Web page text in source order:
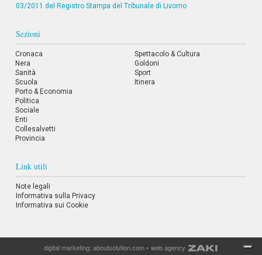
03/2011 del Registro Stampa del Tribunale di Livorno
Sezioni
Cronaca
Nera
Sanità
Scuola
Porto & Economia
Politica
Sociale
Enti
Collesalvetti
Provincia
Spettacolo & Cultura
Goldoni
Sport
Itinera
Link utili
Note legali
Informativa sulla Privacy
Informativa sui Cookie
digital marketing:aboutsolution.com•web agency